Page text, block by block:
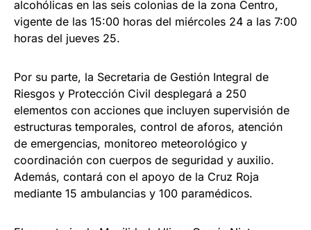
alcohólicas en las seis colonias de la zona Centro,
vigente de las 15:00 horas del miércoles 24 a las 7:00
horas del jueves 25.
Por su parte, la Secretaria de Gestión Integral de
Riesgos y Protección Civil desplegará a 250
elementos con acciones que incluyen supervisión de
estructuras temporales, control de aforos, atención
de emergencias, monitoreo meteorológico y
coordinación con cuerpos de seguridad y auxilio.
Además, contará con el apoyo de la Cruz Roja
mediante 15 ambulancias y 100 paramédicos.